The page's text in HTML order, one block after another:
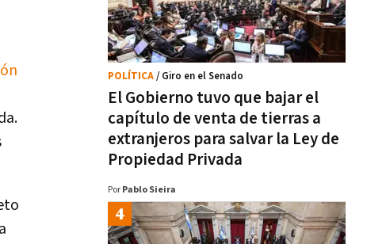
El Gobierno tuvo que bajar el
capítulo de venta de tierras a
extranjeros para salvar la Ley de
Propiedad Privada
POLÍTICA/ Giro en el Senado
Por Pablo Sieira